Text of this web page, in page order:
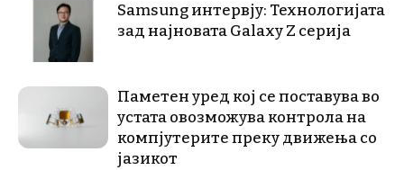
Samsung интервју: Технологијата
зад најновата Galaxy Z серија
Паметен уред кој се поставува во
устата овозможува контрола на
компјутерите преку движења со
јазикот